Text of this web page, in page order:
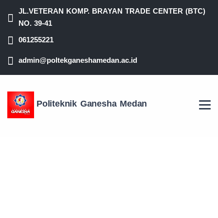
JL.VETERAN KOMP. BRAYAN TRADE CENTER (BTC)
NO. 39-41
061255221
admin@poltekganeshamedan.ac.id
Politeknik Ganesha Medan